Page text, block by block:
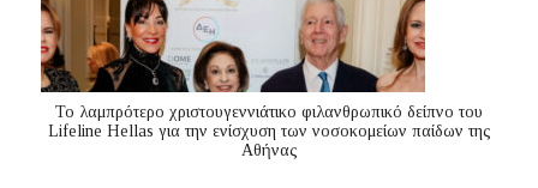
Το λαμπρότερο χριστουγεννιάτικο φιλανθρωπικό δείπνο του
Lifeline Hellas για την ενίσχυση των νοσοκομείων παίδων της
Αθήνας